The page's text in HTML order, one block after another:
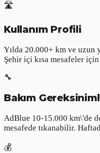
🛣️
Kullanım Profili
Yılda 20.000+ km ve uzun
Şehir içi kısa mesafeler
🔧
Bakım
AdBlue 10-15.000 km\'de
mesafede tıkanabilir.
💰